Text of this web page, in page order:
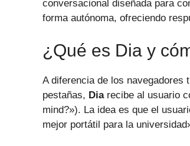
conversacional diseñada para
forma autónoma, ofreciendo
¿Qué es Dia y
A diferencia de los navegadores
pestañas, Diarecibe al usuario
mind?»). La idea es que el
mejor portátil para la